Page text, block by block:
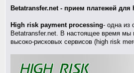
Betatransfer.net - прием платежей для
High risk payment processing- одна из
Betatransfer.net. В настоящее время
высоко-рисковых сервисов (high risk